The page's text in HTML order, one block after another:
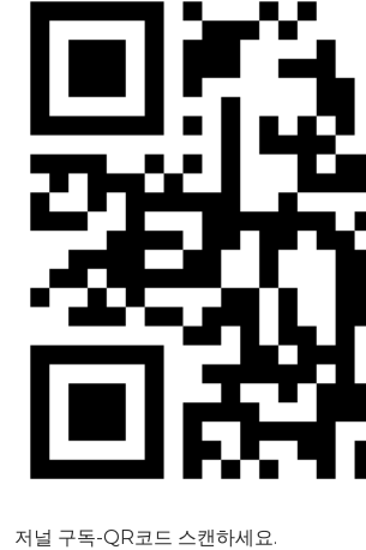
저널 구독-QR코드 스캔하세요.